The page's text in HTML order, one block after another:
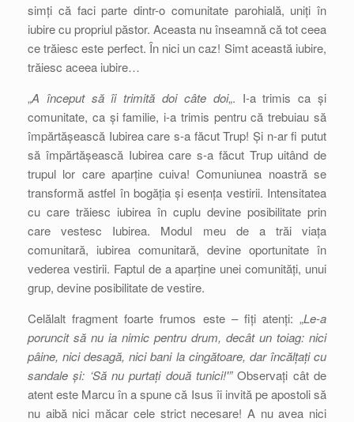
simți că faci parte dintr-o comunitate parohială, uniți în
iubire cu propriul păstor. Aceasta nu înseamnă că tot ceea
ce trăiesc este perfect. În nici un caz! Simt această iubire,
trăiesc aceea iubire…
„A început să îi trimită doi câte doi„. I-a trimis ca și
comunitate, ca și familie, i-a trimis pentru că trebuiau să
împărtășească Iubirea care s-a făcut Trup! Și n-ar fi putut
să împărtășească Iubirea care s-a făcut Trup uitând de
trupul lor care aparține cuiva! Comuniunea noastră se
transformă astfel în bogăția și esența vestirii. Intensitatea
cu care trăiesc iubirea în cuplu devine posibilitate prin
care vestesc Iubirea. Modul meu de a trăi viața
comunitară, iubirea comunitară, devine oportunitate în
vederea vestirii. Faptul de a aparține unei comunități, unui
grup, devine posibilitate de vestire.
Celălalt fragment foarte frumos este – fiți atenți: „Le-a
poruncit să nu ia nimic pentru drum, decât un toiag: nici
pâine, nici desagă, nici bani la cingătoare, dar încălțați cu
sandale și: ‘Să nu purtați două tunici!'”Observați cât de
atent este Marcu în a spune că Isus îi invită pe apostoli să
nu aibă nici măcar cele strict necesare! A nu avea nici